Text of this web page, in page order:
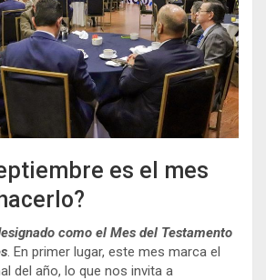
es el mes
como el Mes del Testamento
. En primer lugar, este mes marca el
del año, lo que nos invita a